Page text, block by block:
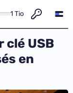
1 Tio
clé USB
en